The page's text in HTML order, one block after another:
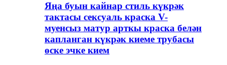
Яңа буын кайнар стиль күкрәк
тактасы сексуаль краска V-
муенсыз матур арткы краска белән
капланган күкрәк киеме трубасы
өске эчке кием